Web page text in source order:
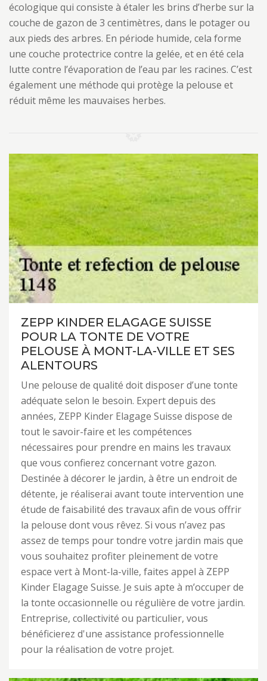
écologique qui consiste à étaler les brins d’herbe sur la
couche de gazon de 3 centimètres, dans le potager ou
aux pieds des arbres. En période humide, cela forme
une couche protectrice contre la gelée, et en été cela
lutte contre l’évaporation de l’eau par les racines. C’est
également une méthode qui protège la pelouse et
réduit même les mauvaises herbes.
ZEPP KINDER ELAGAGE SUISSE
POUR LA TONTE DE VOTRE
PELOUSE À MONT-LA-VILLE ET SES
ALENTOURS
Une pelouse de qualité doit disposer d’une tonte
adéquate selon le besoin. Expert depuis des
années, ZEPP Kinder Elagage Suisse dispose de
tout le savoir-faire et les compétences
nécessaires pour prendre en mains les travaux
que vous confierez concernant votre gazon.
Destinée à décorer le jardin, à être un endroit de
détente, je réaliserai avant toute intervention une
étude de faisabilité des travaux afin de vous offrir
la pelouse dont vous rêvez. Si vous n’avez pas
assez de temps pour tondre votre jardin mais que
vous souhaitez profiter pleinement de votre
espace vert à Mont-la-ville, faites appel à ZEPP
Kinder Elagage Suisse. Je suis apte à m’occuper de
la tonte occasionnelle ou régulière de votre jardin.
Entreprise, collectivité ou particulier, vous
bénéficierez d'une assistance professionnelle
pour la réalisation de votre projet.